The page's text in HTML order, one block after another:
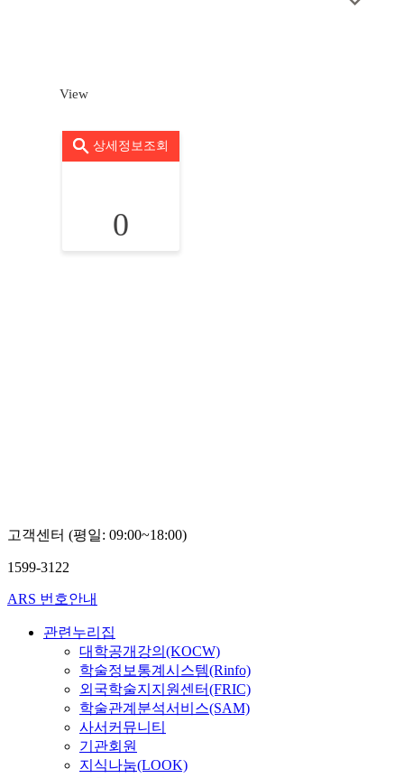
View
상세정보조회
0
고객센터 (평일: 09:00~18:00)
1599-3122
ARS 번호안내
관련누리집
대학공개강의(KOCW)
학술정보통계시스템(Rinfo)
외국학술지지원센터(FRIC)
학술관계분석서비스(SAM)
사서커뮤니티
기관회원
지식나눔(LOOK)